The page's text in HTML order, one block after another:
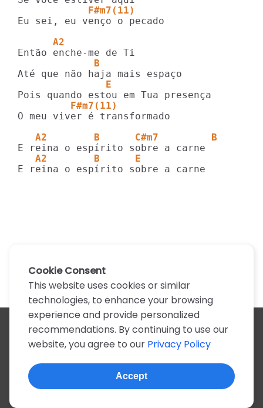
            F#m7(11)
Eu sei, eu venço o pecado
      A2
             B
               E
         F#m7(11)
O meu viver é transformado
   A2        B      C#m7         B
   A2        B      E
E reina o espírito sobre a carne
All artists
A
B C D E F G H I J K
N
O P Q R S T U V W X
Z
0-9
Cookie Consent
This website uses cookies or similar
technologies, to enhance your browsing
experience and provide personalized
recommendations. By continuing to use our
website, you agree to our Privacy Policy
Accept